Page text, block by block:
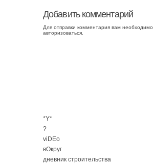
Добавить комментарий
Для отправки комментария вам необходимо
авторизоваться
*Y*
?
viDEo
вОкруг
дневник строительства